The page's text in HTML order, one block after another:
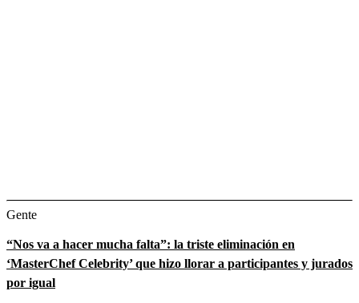
Gente
“Nos va a hacer mucha falta”: la triste eliminación en
‘MasterChef Celebrity’ que hizo llorar a participantes y jurados
por igual